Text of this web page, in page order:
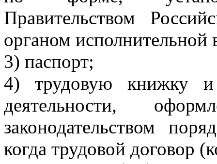
Правительством
органом исполнительной
3) паспорт;
4) трудовую книжку
деятельности,
законодательством
когда трудовой договор